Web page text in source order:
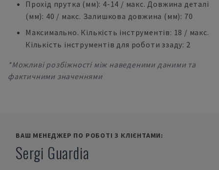
Прохід прутка (мм): 4-14 / макс. Довжина деталі
(мм): 40 / макс. Залишкова довжина (мм): 70
Максимально. Кількість інструментів: 18 / макс.
Кількість інструментів для роботи ззаду: 2
*Можливі розбіжності між наведеними даними та
фактичними значеннями
ВАШ МЕНЕДЖЕР ПО РОБОТІ З КЛІЄНТАМИ:
Sergi Guardia